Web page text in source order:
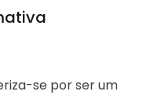
se por ser um